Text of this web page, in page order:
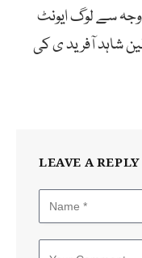
وجہ سے لوگ ایونٹ
شاہد آفرید ی کی
LEAVE A REPLY